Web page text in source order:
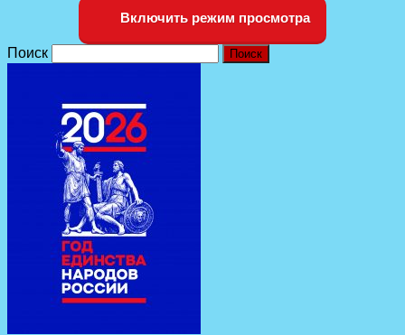
Включить режим просмотра
Поиск